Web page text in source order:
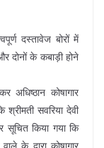
दस्तावेज बोरों में
दोनों के कबाड़ी होने
अधिष्ठान कोषागार
श्रीमती सवरिया देवी
सूचित किया गया कि